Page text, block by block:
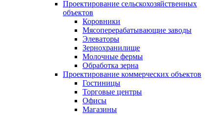
Проектирование сельскохозяйственных
объектов
Коровники
Мясоперерабатывающие заводы
Элеваторы
Зернохранилище
Молочные фермы
Обработка зерна
Проектирование коммерческих объектов
Гостиницы
Торговые центры
Офисы
Магазины